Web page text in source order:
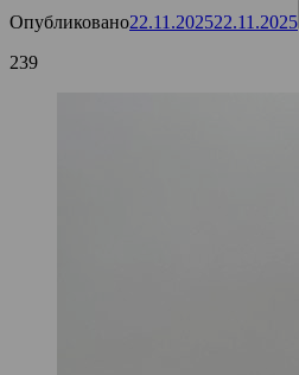
Опубликовано22.11.202522.11.2025
239